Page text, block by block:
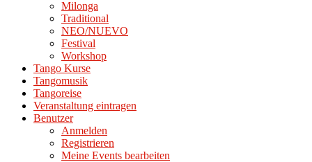
Milonga
Traditional
NEO/NUEVO
Festival
Workshop
Tango Kurse
Tangomusik
Tangoreise
Veranstaltung eintragen
Benutzer
Anmelden
Registrieren
Meine Events bearbeiten